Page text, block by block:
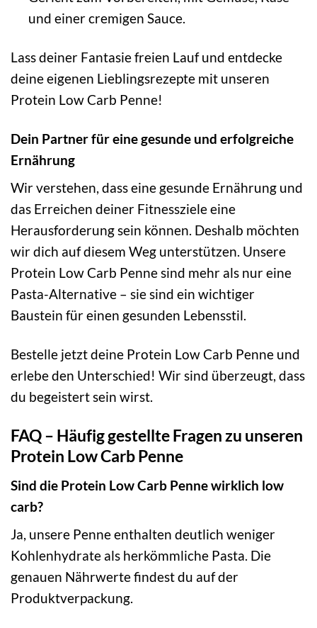
und einer cremigen Sauce.
Lass deiner Fantasie freien Lauf und entdecke
deine eigenen Lieblingsrezepte mit unseren
Protein Low Carb Penne!
Dein Partner für eine gesunde und erfolgreiche
Ernährung
Wir verstehen, dass eine gesunde Ernährung und
das Erreichen deiner Fitnessziele eine
Herausforderung sein können. Deshalb möchten
wir dich auf diesem Weg unterstützen. Unsere
Protein Low Carb Penne sind mehr als nur eine
Pasta-Alternative – sie sind ein wichtiger
Baustein für einen gesunden Lebensstil.
Bestelle jetzt deine Protein Low Carb Penne und
erlebe den Unterschied! Wir sind überzeugt, dass
du begeistert sein wirst.
FAQ – Häufig gestellte Fragen zu unseren
Protein Low Carb Penne
Sind die Protein Low Carb Penne wirklich low
carb?
Ja, unsere Penne enthalten deutlich weniger
Kohlenhydrate als herkömmliche Pasta. Die
genauen Nährwerte findest du auf der
Produktverpackung.